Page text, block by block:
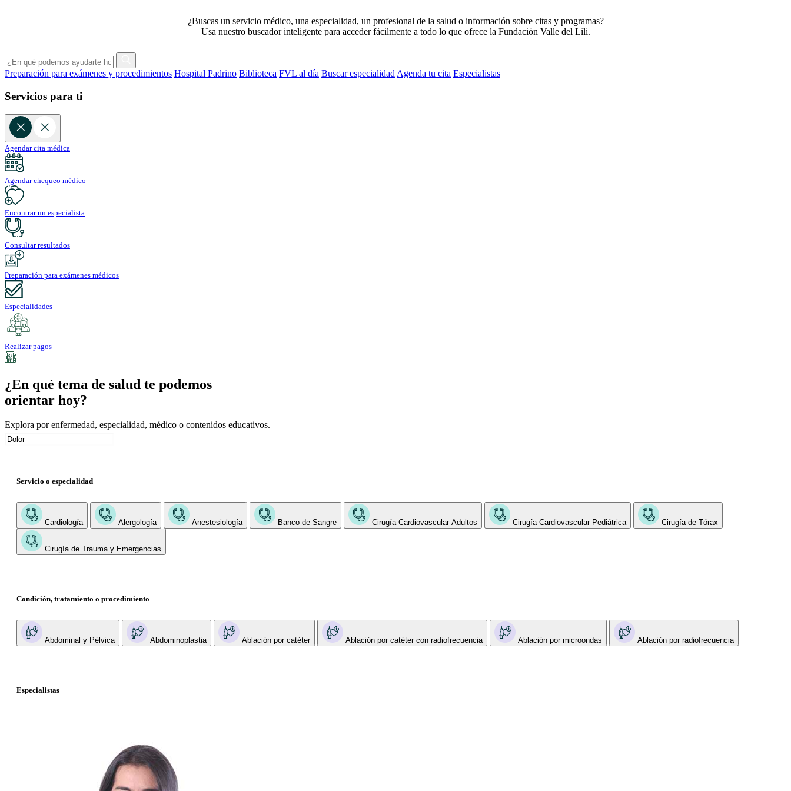
¿Buscas un servicio médico, una especialidad, un profesional de la salud o información sobre citas y programas?
Usa nuestro buscador inteligente para acceder fácilmente a todo lo que ofrece la Fundación Valle del Lili.
Preparación para exámenes y procedimientos Hospital Padrino Biblioteca FVL al día Buscar especialidad Agenda tu cita Especialistas
Servicios para ti
Agendar cita médica
Agendar chequeo médico
Encontrar un especialista
Consultar resultados
Preparación para exámenes médicos
Especialidades
Realizar pagos
¿En qué tema de salud te podemos
orientar hoy?
Explora por enfermedad, especialidad, médico o contenidos educativos.
Servicio o especialidad
Cardiología Alergología Anestesiología Banco de Sangre Cirugía Cardiovascular Adultos Cirugía Cardiovascular Pediátrica Cirugía de Tórax
Cirugía de Trauma y Emergencias
Condición, tratamiento o procedimiento
Abdominal y Pélvica Abdominoplastia Ablación por catéter Ablación por catéter con radiofrecuencia Ablación por microondas Ablación por radiofrecuencia
Especialistas